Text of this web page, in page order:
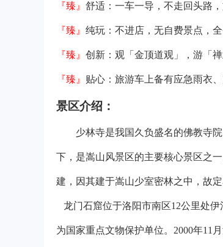
『臻』 舒适：一车一导，不走回头路，
『臻』 纯玩：不进店，无自费景点，
『臻』 创新：观「金顶道观」，游「
『臻』 贴心：旅游车上备有应急雨衣
景区介绍：
少林寺是我国久负盛名的佛教寺
下，是嵩山风景区的主要核心景区之
建，因其建于嵩山少室密林之中，故定
龙门石窟位于洛阳市南区12公里处
为国家重点文物保护单位。2000年11